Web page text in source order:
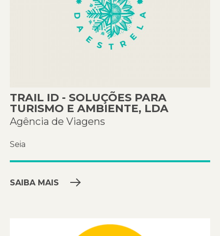
TRAIL ID - SOLUÇÕES PARA
TURISMO E AMBIENTE, LDA
Agência de Viagens
Seia
SAIBA MAIS